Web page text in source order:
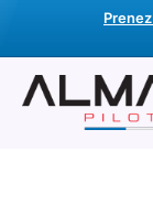
contenu